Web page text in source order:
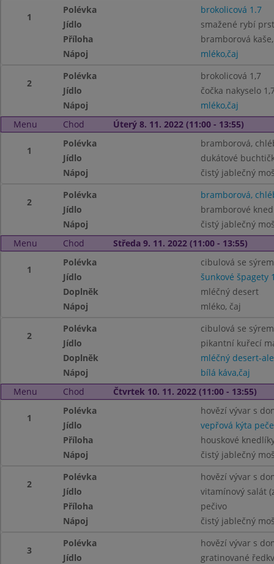
1
Polévka
brokolicová 1.7
Jídlo
smažené rybí
Příloha
bramborová
Nápoj
mléko,čaj
2
Polévka
brokolicová 1,7
Jídlo
čočka nakyselo
Nápoj
mléko,čaj
Menu
Chod Úterý 8. 11. 2022 (11:00 - 13:55)
1
Polévka
bramborová,
Jídlo
dukátové
Nápoj
čistý jablečný
2
Polévka
bramborová,
Jídlo
bramborové
Nápoj
čistý jablečný
Menu
Chod Středa 9. 11. 2022 (11:00 - 13:55)
1
Polévka
cibulová se
Jídlo
šunkové špagety
Doplněk
mléčný desert
Nápoj
mléko, čaj
2
Polévka
cibulová se
Jídlo
pikantní kuřecí
Doplněk
mléčný desert-
Nápoj
bílá káva,čaj
Menu
Chod Čtvrtek 10. 11. 2022 (11:00 - 13:55)
1
Polévka
hovězí vývar s
Jídlo
vepřová kýta
Příloha
houskové
Nápoj
čistý jablečný
2
Polévka
hovězí vývar s
Jídlo
vitamínový salát
Příloha
pečivo
Nápoj
čistý jablečný
3
Polévka
hovězí vývar s
Jídlo
gratinované